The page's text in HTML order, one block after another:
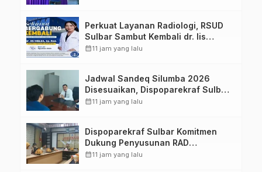
Perkuat Layanan Radiologi, RSUD
Sulbar Sambut Kembali dr. Iis
Imelda, Sp.Rad
calendar_month11 jam yang lalu
Jadwal Sandeq Silumba 2026
Disesuaikan, Dispoparekraf Sulbar
Pastikan Persiapan Tetap
calendar_month11 jam yang lalu
Dispoparekraf Sulbar Komitmen
Dukung Penyusunan RAD
TPB/SDGs Sulawesi Barat
calendar_month11 jam yang lalu